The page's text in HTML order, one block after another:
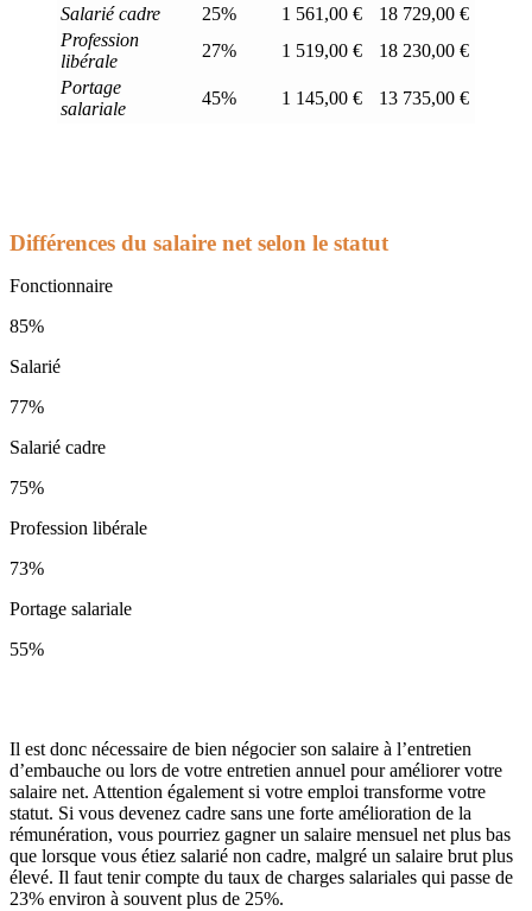
Salarié cadre
25% 1 561,00 €
18 729,00 €
Profession
libérale
27% 1 519,00 €
18 230,00 €
Portage
salariale
45% 1 145,00 € 13 735,00 €
Différences du salaire net selon le statut
Fonctionnaire
85%
Salarié
77%
Salarié cadre
75%
Profession libérale
73%
Portage salariale
55%
Il est donc nécessaire de bien négocier son salaire à l’entretien
d’embauche ou lors de votre entretien annuel pour améliorer votre
salaire net. Attention également si votre emploi transforme votre
statut. Si vous devenez cadre sans une forte amélioration de la
rémunération, vous pourriez gagner un salaire mensuel net plus bas
que lorsque vous étiez salarié non cadre, malgré un salaire brut plus
élevé. Il faut tenir compte du taux de charges salariales qui passe de
23% environ à souvent plus de 25%.